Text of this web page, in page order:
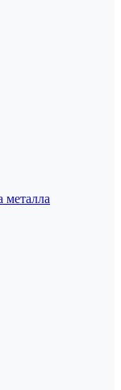
металла